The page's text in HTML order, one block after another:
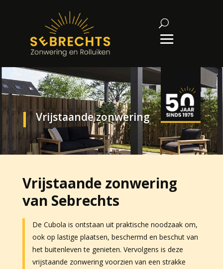
Vrijstaande zonwering
Vrijstaande zonwering
van Sebrechts
De Cubola is ontstaan uit praktische noodzaak om,
ook op lastige plaatsen, beschermd en beschut van
het buitenleven te genieten. Vervolgens is deze
vrijstaande zonwering voorzien van een strakke